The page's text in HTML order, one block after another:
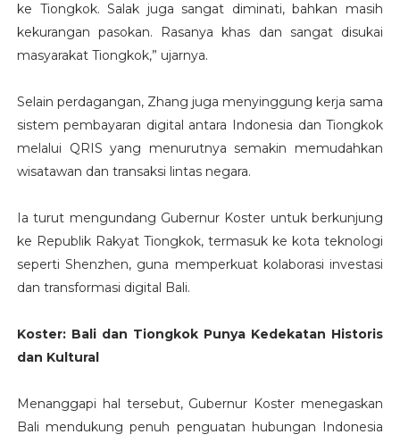
ke Tiongkok. Salak juga sangat diminati, bahkan masih
kekurangan pasokan. Rasanya khas dan sangat disukai
masyarakat Tiongkok,” ujarnya.
Selain perdagangan, Zhang juga menyinggung kerja sama
sistem pembayaran digital antara Indonesia dan Tiongkok
melalui QRIS yang menurutnya semakin memudahkan
wisatawan dan transaksi lintas negara.
Ia turut mengundang Gubernur Koster untuk berkunjung
ke Republik Rakyat Tiongkok, termasuk ke kota teknologi
seperti Shenzhen, guna memperkuat kolaborasi investasi
dan transformasi digital Bali.
Koster: Bali dan Tiongkok Punya Kedekatan Historis
dan Kultural
Menanggapi hal tersebut, Gubernur Koster menegaskan
Bali mendukung penuh penguatan hubungan Indonesia